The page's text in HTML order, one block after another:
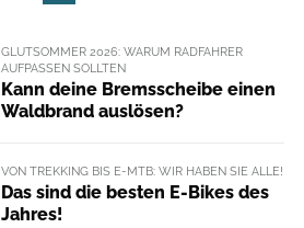
GLUTSOMMER 2026: WARUM RADFAHRER
AUFPASSEN SOLLTEN
Kann deine Bremsscheibe einen
Waldbrand auslösen?
VON TREKKING BIS E-MTB: WIR HABEN SIE ALLE!
Das sind die besten E-Bikes des
Jahres!